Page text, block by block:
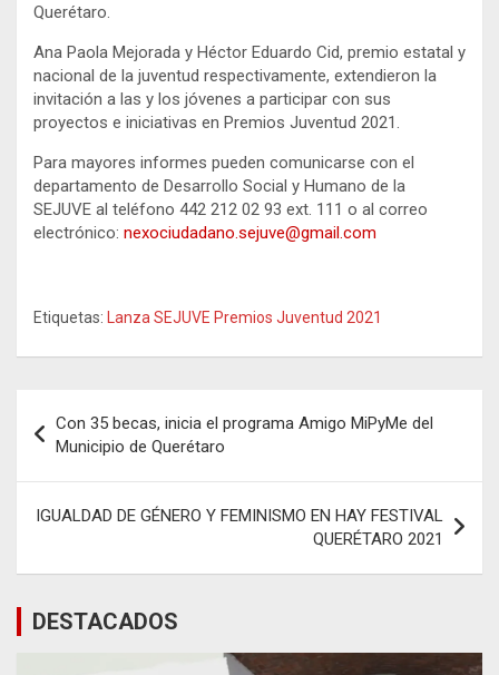
Querétaro.
Ana Paola Mejorada y Héctor Eduardo Cid, premio estatal y
nacional de la juventud respectivamente, extendieron la
invitación a las y los jóvenes a participar con sus
proyectos e iniciativas en Premios Juventud 2021.
Para mayores informes pueden comunicarse con el
departamento de Desarrollo Social y Humano de la
SEJUVE al teléfono 442 212 02 93 ext. 111 o al correo
electrónico: nexociudadano.sejuve@gmail.com
Etiquetas: Lanza SEJUVE Premios Juventud 2021
de
entradas
Con 35 becas, inicia el programa Amigo MiPyMe del
Municipio de Querétaro
IGUALDAD DE GÉNERO Y FEMINISMO EN HAY FESTIVAL
QUERÉTARO 2021
DESTACADOS